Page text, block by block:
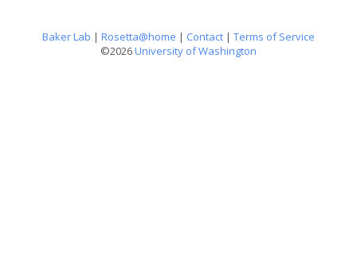
Baker Lab | Rosetta@home | Contact | Terms of Service
©2026University of Washington